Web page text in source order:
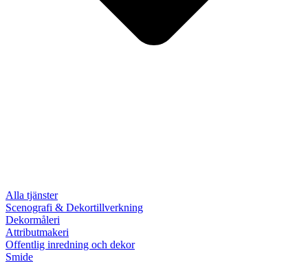
Alla tjänster
Scenografi & Dekortillverkning
Dekormåleri
Attributmakeri
Offentlig inredning och dekor
Smide